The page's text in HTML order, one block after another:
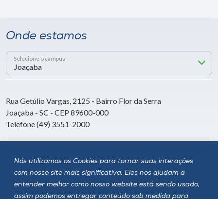
Nós utilizamos os Cookies para tornar suas interações
com nosso site mais significativa. Eles nos ajudam a
entender melhor como nosso website está sendo usado,
assim podemos entregar conteúdo sob medida para
Onde estamos
Selecione o campus
Rua Getúlio Vargas, 2125 - Bairro Flor da Serra
Joaçaba - SC - CEP 89600-000
Telefone (49) 3551-2000
Siga a Unoesc